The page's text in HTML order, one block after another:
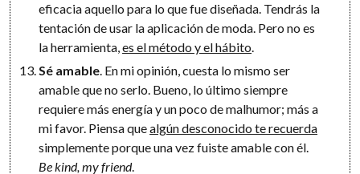
eficacia aquello para lo que fue diseñada. Tendrás la
tentación de usar la aplicación de moda. Pero no es
la herramienta,es el método y el hábito.
Sé amable. En mi opinión, cuesta lo mismo ser
amable que no serlo. Bueno, lo último siempre
requiere más energía y un poco de malhumor; más a
mi favor. Piensa quealgún desconocido te recuerda
simplemente porque una vez fuiste amable con él.
Be kind, my friend.